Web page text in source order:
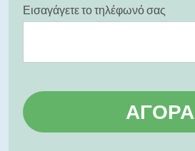
Εισαγάγετε το τηλέφωνό σας
ΑΓΟΡΆ